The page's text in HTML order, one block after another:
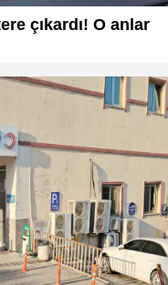
çıkardı! O anlar